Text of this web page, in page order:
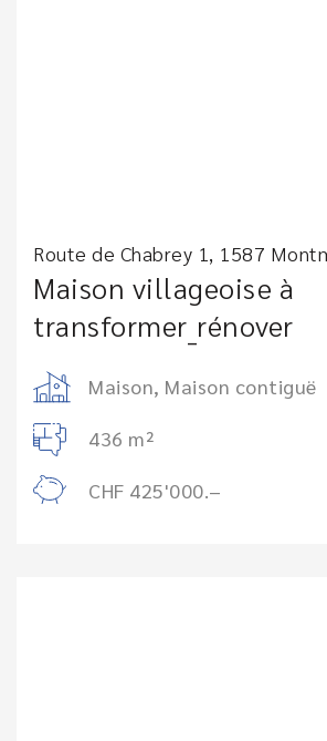
Route de Chabrey 1, 1587
Maison villageoise à
transformer_rénover
Maison, Maison contiguë
436 m²
CHF 425'000.–